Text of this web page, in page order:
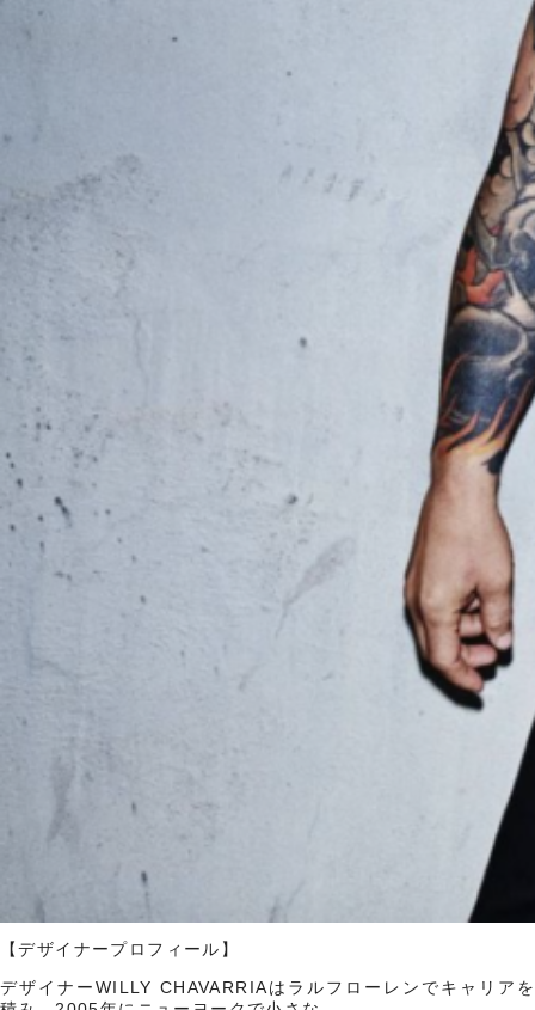
【デザイナープロフィール】
デザイナーWILLY CHAVARRIAはラルフローレンでキャリアを